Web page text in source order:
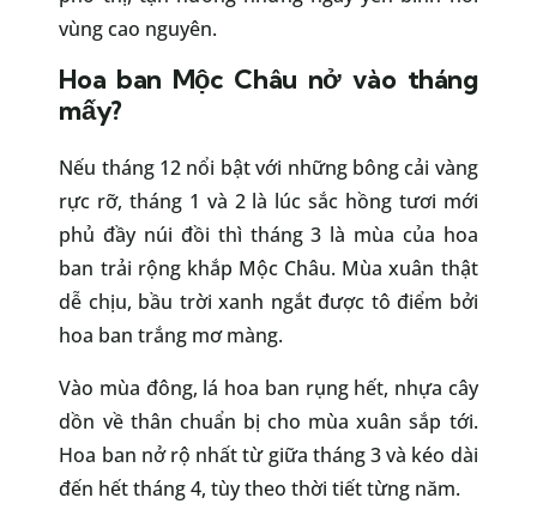
vùng cao nguyên.
Hoa ban Mộc Châu nở vào tháng
mấy?
Nếu tháng 12 nổi bật với những bông cải vàng
rực rỡ, tháng 1 và 2 là lúc sắc hồng tươi mới
phủ đầy núi đồi thì tháng 3 là mùa của hoa
ban trải rộng khắp Mộc Châu. Mùa xuân thật
dễ chịu, bầu trời xanh ngắt được tô điểm bởi
hoa ban trắng mơ màng.
Vào mùa đông, lá hoa ban rụng hết, nhựa cây
dồn về thân chuẩn bị cho mùa xuân sắp tới.
Hoa ban nở rộ nhất từ giữa tháng 3 và kéo dài
đến hết tháng 4, tùy theo thời tiết từng năm.